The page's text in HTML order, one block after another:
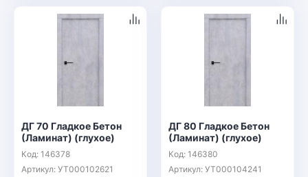
ДГ 70 Гладкое Бетон
(Ламинат) (глухое)
Код: 146378
Артикул: УТ000102621
ДГ 80 Гладкое Бетон
(Ламинат) (глухое)
Код: 146380
Артикул: УТ000104241